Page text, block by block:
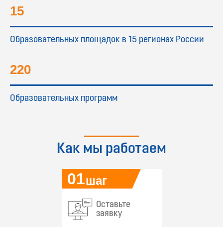
15
Образовательных площадок в 15 регионах России
220
Образовательных программ
Как мы работаем
01
Оставьте
заявку
шаг